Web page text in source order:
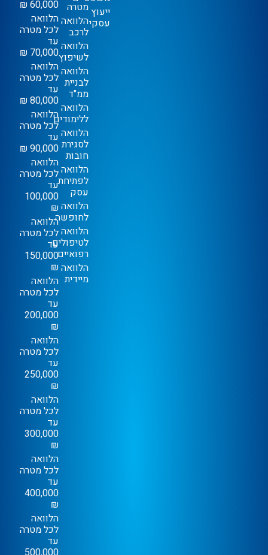
ייעוץ
עסקי
מטרה
הלוואה
לרכב
הלוואה
לשיפוץ
הלוואה
לבניית
ממ"ד
הלוואה
ללימודים
הלוואה
לסגירת
חובות
הלוואה
לפתיחת
עסק
הלוואה
לחופשה
הלוואה
לטיפולים
רפואיים
הלוואה
מיידית
60,000 ₪
הלוואה
לכל מטרה
עד
70,000 ₪
הלוואה
לכל מטרה
עד
80,000 ₪
הלוואה
לכל מטרה
עד
90,000 ₪
הלוואה
לכל מטרה
עד
100,000
₪
הלוואה
לכל מטרה
עד
150,000
₪
הלוואה
לכל מטרה
עד
200,000
₪
הלוואה
לכל מטרה
עד
250,000
₪
הלוואה
לכל מטרה
עד
300,000
₪
הלוואה
לכל מטרה
עד
400,000
₪
הלוואה
לכל מטרה
עד